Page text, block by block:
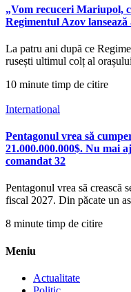
„Vom recuceri Mariupol,
Regimentul Azov
La patru ani după ce
rusești ultimul colț al
10 minute timp de citire
International
Pentagonul vrea să
21.000.000.000$. Nu mai
comandat 32
Pentagonul vrea să crească
fiscal 2027. Din păcate un
8 minute timp de citire
Meniu
Actualitate